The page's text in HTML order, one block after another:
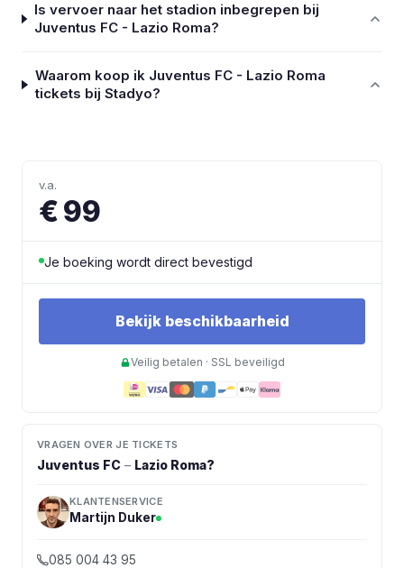
Is vervoer naar het stadion inbegrepen bij
Juventus FC - Lazio Roma?
Waarom koop ik Juventus FC - Lazio Roma
tickets bij Stadyo?
v.a.
€ 99
Je boeking wordt direct bevestigd
Bekijk beschikbaarheid
Veilig betalen · SSL beveiligd
VRAGEN OVER JE TICKETS
Juventus FC – Lazio Roma?
KLANTENSERVICE
Martijn Duker
085 004 43 95